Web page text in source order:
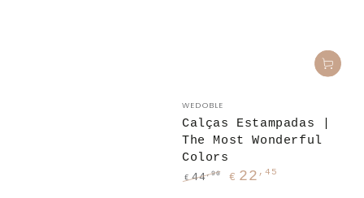
Fornecedor:
WEDOBLE
Calças Estampadas |
The Most Wonderful
Colors
€ 44,90 € 22 ,45